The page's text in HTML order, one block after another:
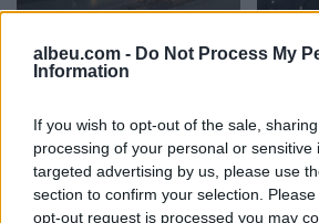
albeu.com - Do Not Process My
Information
If you wish to opt-out of the sale,
processing of your personal or sensitive
targeted advertising by us, please use
section to confirm your selection.
opt-out request is processed you may
Aksident i rëndë në Papër,
makina godet trasenë
Eric
Trump